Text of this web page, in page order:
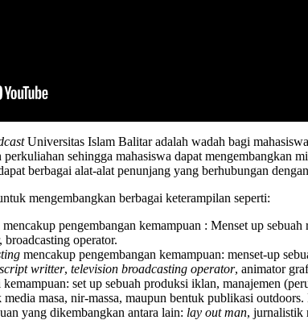
Universitas Islam Balitar adalah wadah bagi
sehingga mahasiswa dapat
berbagai alat-alat penunjang yang berhubungan
mengembangkan berbagai keterampilan seperti:
mencakup pengembangan kemampuan : Menset up
broadcasting operator.
mencakup pengembangan kemampuan: menset-up
script writter, television broadcasting operator, animator
set up sebuah produksi iklan, manajemen
masa, nir-massa, maupun bentuk publikasi
yang dikembangkan antara lain: lay out man, jurnalistik